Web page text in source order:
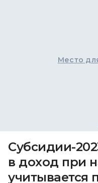
Место
Субсидии-
в доход при
учитывается